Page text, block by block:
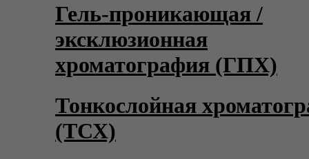
Гель-проникающая /
эксклюзионная
хроматография (ГПХ)
Тонкослойная
(ТСХ)